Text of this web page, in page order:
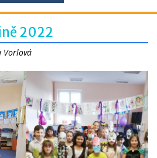
2022
Vorlová